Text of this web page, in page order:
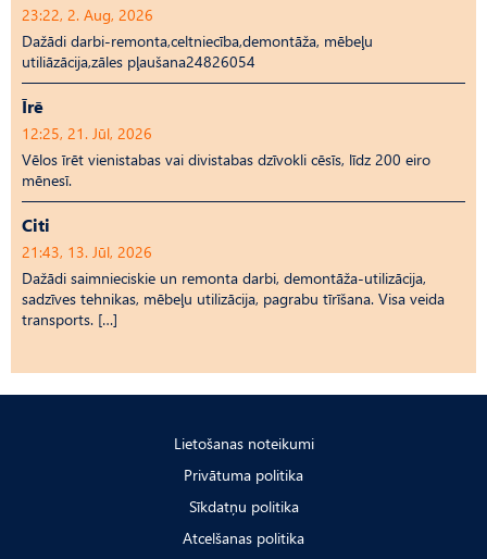
23:22, 2. Aug, 2026
Dažādi darbi-remonta,celtniecība,demontāža, mēbeļu
utiliāzācija,zāles pļaušana24826054
Īrē
12:25, 21. Jūl, 2026
Vēlos īrēt vienistabas vai divistabas dzīvokli cēsīs, līdz 200 eiro
mēnesī.
Citi
21:43, 13. Jūl, 2026
Dažādi saimnieciskie un remonta darbi, demontāža-utilizācija,
sadzīves tehnikas, mēbeļu utilizācija, pagrabu tīrīšana. Visa veida
transports. […]
Lietošanas noteikumi
Privātuma politika
Sīkdatņu politika
Atcelšanas politika